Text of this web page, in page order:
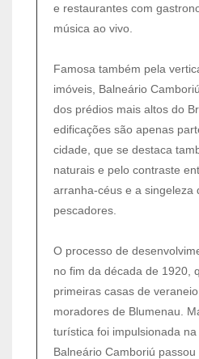
e restaurantes com
música ao vivo.
Famosa também pela
imóveis, Balneário
dos prédios mais altos do
edificações são apenas
cidade, que se destaca
naturais e pelo contraste
arranha-céus e a singeleza
pescadores.
O processo de
no fim da década de 1920,
primeiras casas de
moradores de Blumenau.
turística foi impulsionada
Balneário Camboriú